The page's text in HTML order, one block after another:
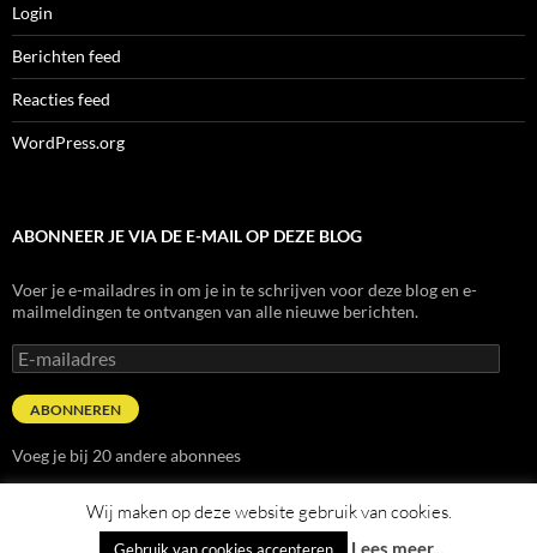
Login
Berichten feed
Reacties feed
WordPress.org
ABONNEER JE VIA DE E-MAIL OP DEZE BLOG
Voer je e-mailadres in om je in te schrijven voor deze blog en e-
mailmeldingen te ontvangen van alle nieuwe berichten.
E-
mailadres
ABONNEREN
Voeg je bij 20 andere abonnees
Wij maken op deze website gebruik van cookies.
Lees meer...